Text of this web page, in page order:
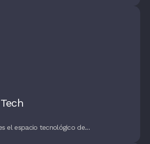
el espacio tecnológico de...